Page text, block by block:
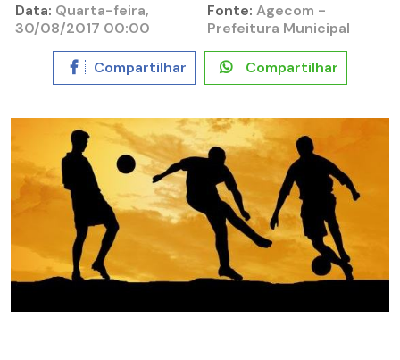
Data: Quarta-feira,
30/08/2017 00:00
Fonte: Agecom -
Prefeitura Municipal
Compartilhar Compartilhar